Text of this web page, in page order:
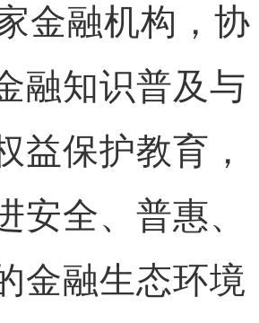
金融机构，协
融知识普及与
益保护教育，
安全、普惠、
金融生态环境